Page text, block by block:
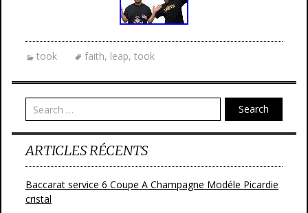
took faith, leap, took
Search
ARTICLES RÉCENTS
Baccarat service 6 Coupe A Champagne Modéle Picardie
cristal